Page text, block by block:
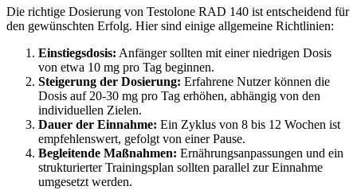
Die richtige Dosierung von Testolone RAD 140 ist entscheidend für
den gewünschten Erfolg. Hier sind einige allgemeine Richtlinien:
Einstiegsdosis: Anfänger sollten mit einer niedrigen Dosis
von etwa 10 mg pro Tag beginnen.
Steigerung der Dosierung: Erfahrene Nutzer können die
Dosis auf 20-30 mg pro Tag erhöhen, abhängig von den
individuellen Zielen.
Dauer der Einnahme: Ein Zyklus von 8 bis 12 Wochen ist
empfehlenswert, gefolgt von einer Pause.
Begleitende Maßnahmen: Ernährungsanpassungen und ein
strukturierter Trainingsplan sollten parallel zur Einnahme
umgesetzt werden.